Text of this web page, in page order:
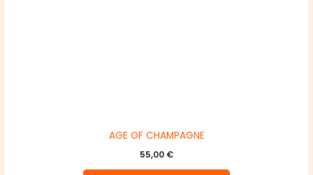
AGE OF CHAMPAGNE
55,00 €